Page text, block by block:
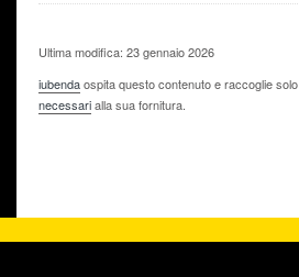
Ultima modifica: 23 gennaio 2026
iubendaospita questo contenuto e raccoglie solo
necessarialla sua fornitura.